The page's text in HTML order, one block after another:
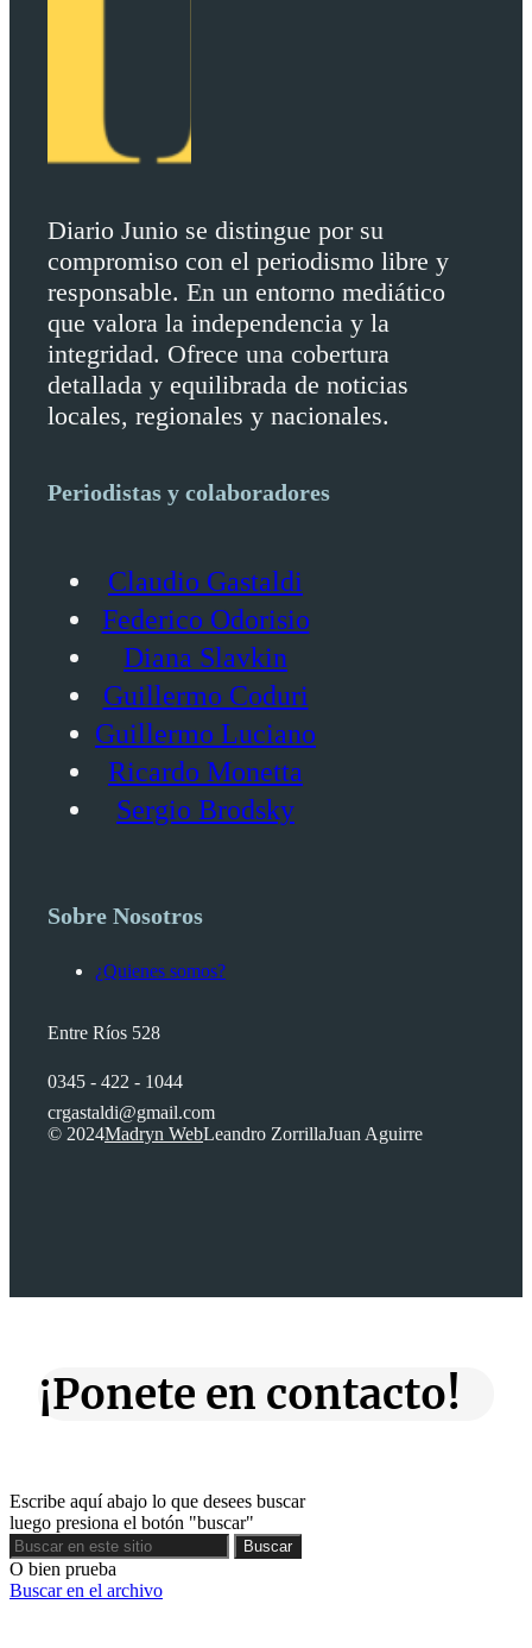
Diario Junio se distingue por su
compromiso con el periodismo libre y
responsable. En un entorno mediático
que valora la independencia y la
integridad. Ofrece una cobertura
detallada y equilibrada de noticias
locales, regionales y nacionales.
Periodistas y colaboradores
Claudio Gastaldi
Federico Odorisio
Diana Slavkin
Guillermo Coduri
Guillermo Luciano
Ricardo Monetta
Sergio Brodsky
Sobre Nosotros
¿Quienes somos?
Entre Ríos 528
0345 - 422 - 1044
crgastaldi@gmail.com
© 2024Madryn WebLeandro ZorrillaJuan Aguirre
¡Ponete en contacto!
Escribe aquí abajo lo que desees buscar
luego presiona el botón "buscar"
Buscar
Buscar
O bien prueba
Buscar en el archivo